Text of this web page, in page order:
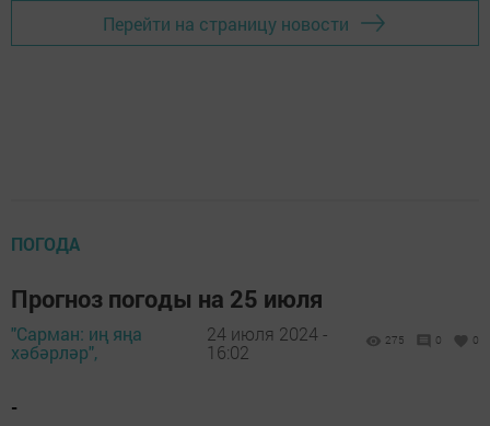
Перейти на страницу новости
ПОГОДА
Прогноз погоды на 25 июля
"Сарман: иң яңа
хәбәрләр",
24 июля 2024 -
16:02
275 0 0
-